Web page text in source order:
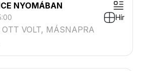
NYOMÁBAN
Hír
VOLT, MÁSNAPRA